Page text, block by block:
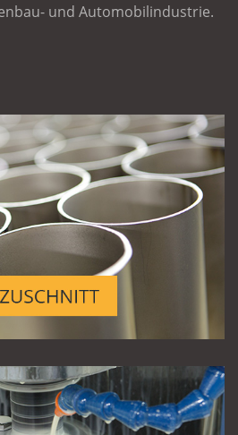
und Automobilindustrie.